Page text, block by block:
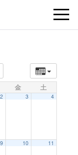
t
金 土
2 3 4
9 10 11